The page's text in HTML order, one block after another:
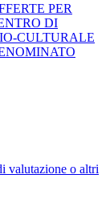
PER
DI
CULTURALE
valutazione o altri